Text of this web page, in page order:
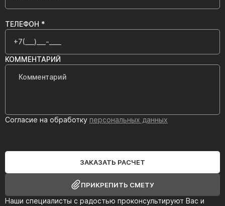
Наши специалисты с радостью проконсультируют Вас и
ТЕЛЕФОН *
КОММЕНТАРИЙ
Согласие на обработку персональных данных
ЗАКАЗАТЬ РАСЧЕТ
ПРИКРЕПИТЬ СМЕТУ